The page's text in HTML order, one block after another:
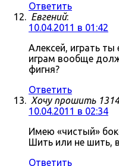
Ответить
Евгений:
10.04.2011 в 01:42
Алексей, играть ты
играм вообще
фигня?
Ответить
Хочу прошить
10.04.2011 в 02:34
Имею «чистый»
Шить или не шить,
Ответить